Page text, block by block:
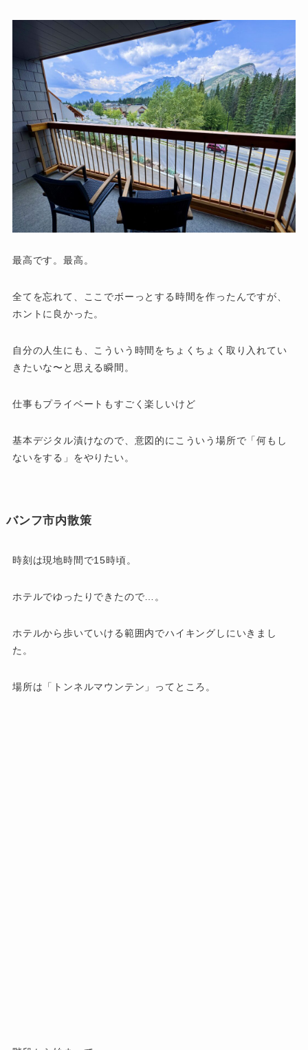
最高です。最高。
全てを忘れて、ここでボーっとする時間を作ったんですが、
ホントに良かった。
自分の人生にも、こういう時間をちょくちょく取り入れてい
きたいな〜と思える瞬間。
仕事もプライベートもすごく楽しいけど
基本デジタル漬けなので、意図的にこういう場所で「何もし
ないをする」をやりたい。
バンフ市内散策
時刻は現地時間で15時頃。
ホテルでゆったりできたので…。
ホテルから歩いていける範囲内でハイキングしにいきまし
た。
場所は「トンネルマウンテン」ってところ。